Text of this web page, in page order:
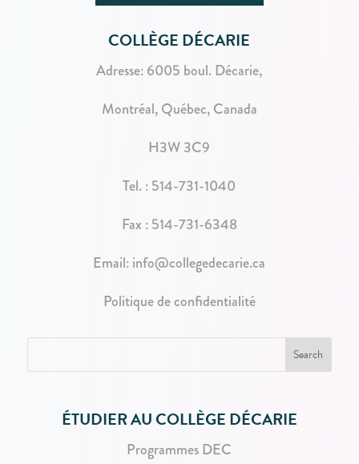
COLLÈGE DÉCARIE
Adresse: 6005 boul. Décarie,
Montréal, Québec, Canada
H3W 3C9
Tel. : 514-731-1040
Fax : 514-731-6348
Email: info@collegedecarie.ca
Politique de confidentialité
ÉTUDIER AU COLLÈGE DÉCARIE
Programmes DEC